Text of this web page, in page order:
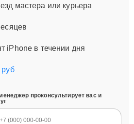
мастера или курьера
iPhone в течении дня
руб
проконсультирует вас и